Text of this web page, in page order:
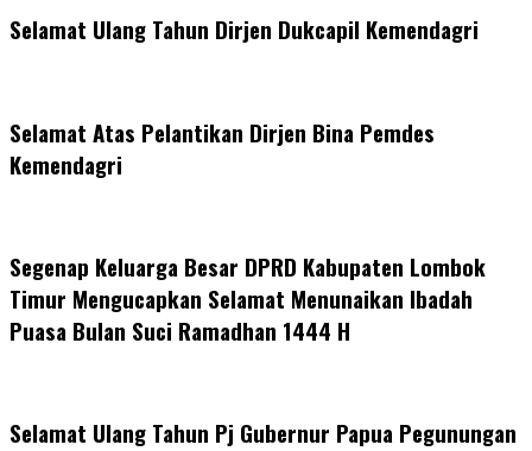
Selamat Ulang Tahun Dirjen Dukcapil Kemendagri
Selamat Atas Pelantikan Dirjen Bina Pemdes
Kemendagri
Segenap Keluarga Besar DPRD Kabupaten Lombok
Timur Mengucapkan Selamat Menunaikan Ibadah
Puasa Bulan Suci Ramadhan 1444 H
Selamat Ulang Tahun Pj Gubernur Papua Pegunungan